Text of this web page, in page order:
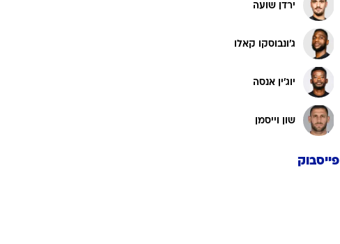
ירדן שועה
ג'ונבוסקו קאלו
יוג'ין אנסה
שון וייסמן
פייסבוק